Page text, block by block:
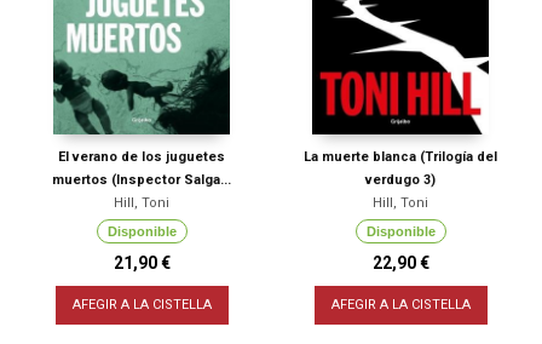
El verano de los juguetes
muertos (Inspector Salga...
Hill, Toni
Disponible
21,90 €
AFEGIR A LA CISTELLA
La muerte blanca (Trilogía del
verdugo 3)
Hill, Toni
Disponible
22,90 €
AFEGIR A LA CISTELLA